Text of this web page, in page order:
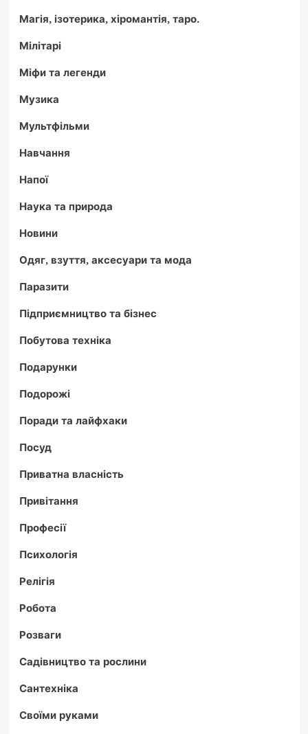
Магія, ізотерика, хіромантія, таро.
Мілітарі
Міфи та легенди
Музика
Мультфільми
Навчання
Напої
Наука та природа
Новини
Одяг, взуття, аксесуари та мода
Паразити
Підприємництво та бізнес
Побутова техніка
Подарунки
Подорожі
Поради та лайфхаки
Посуд
Приватна власність
Привітання
Професії
Психологія
Релігія
Робота
Розваги
Садівництво та рослини
Сантехніка
Своїми руками